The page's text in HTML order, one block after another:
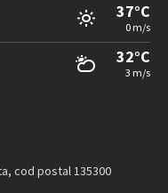
37°C
0 m/s
32°C
3 m/s
cod postal 135300